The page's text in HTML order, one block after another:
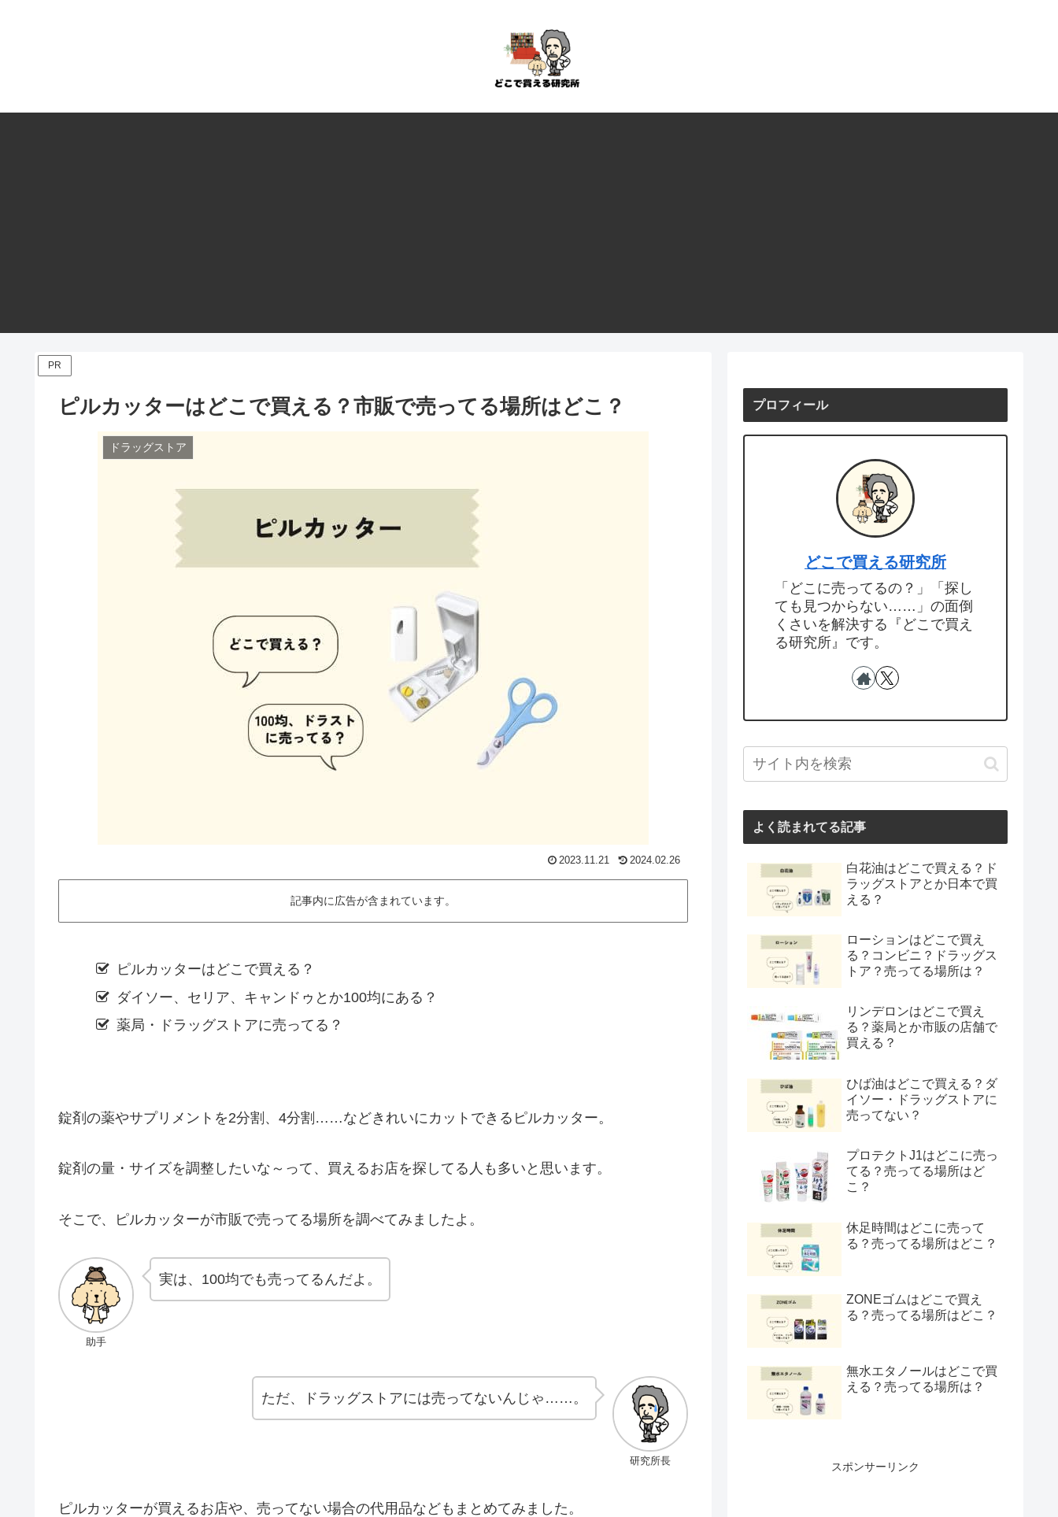
PR
ピルカッターはどこで買える？市販で売ってる場所はどこ？
ドラッグストア
2023.11.21 2024.02.26
記事内に広告が含まれています。
ピルカッターはどこで買える？
ダイソー、セリア、キャンドゥとか100均にある？
薬局・ドラッグストアに売ってる？
錠剤の薬やサプリメントを2分割、4分割……などきれいにカットできるピルカッター。
錠剤の量・サイズを調整したいな～って、買えるお店を探してる人も多いと思います。
そこで、ピルカッターが市販で売ってる場所を調べてみましたよ。
助手
実は、100均でも売ってるんだよ。
研究所長
ただ、ドラッグストアには売ってないんじゃ……。
ピルカッターが買えるお店や、売ってない場合の代用品などもまとめてみました。
プロフィール
どこで買える研究所
「どこに売ってるの？」「探し
ても見つからない……」の面倒
くさいを解決する『どこで買え
る研究所』です。
よく読まれてる記事
白花油はどこで買える？ド
ラッグストアとか日本で買
える？
ローションはどこで買え
る？コンビニ？ドラッグス
トア？売ってる場所は？
リンデロンはどこで買え
る？薬局とか市販の店舗で
買える？
ひば油はどこで買える？ダ
イソー・ドラッグストアに
売ってない？
プロテクトJ1はどこに売っ
てる？売ってる場所はど
こ？
休足時間はどこに売って
る？売ってる場所はどこ？
ZONEゴムはどこで買え
る？売ってる場所はどこ？
無水エタノールはどこで買
える？売ってる場所は？
スポンサーリンク